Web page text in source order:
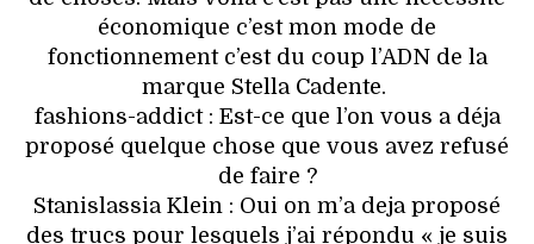
économique c’est mon mode de
fonctionnement c’est du coup l’ADN de la
marque Stella Cadente.
fashions-addict : Est-ce que l’on vous a déja
proposé quelque chose que vous avez refusé
de faire ?
Stanislassia Klein : Oui on m’a deja proposé
des trucs pour lesquels j’ai répondu « je suis